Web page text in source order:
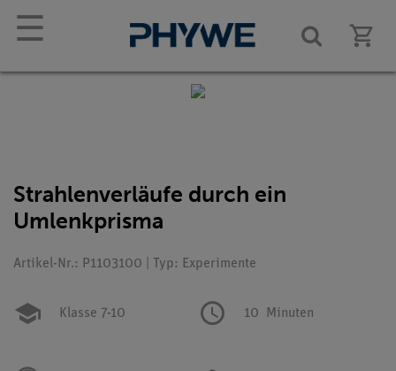
☰
Strahlenverläufe durch ein
Umlenkprisma
Artikel-Nr.: P1103100 | Typ: Experimente
Klasse 7-10 10 Minuten